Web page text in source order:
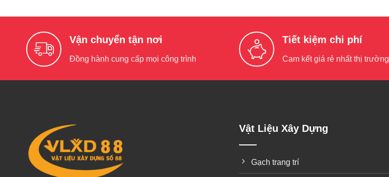
Vận chuyển tận nơi
Đồng hành cung cấp mọi công trình
Tiết kiệm chi phí
Cam kết giá rẻ nhất thị trường
Vật Liệu Xây Dựng
Gạch trang trí